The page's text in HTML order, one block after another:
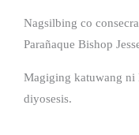
Nagsilbing co
Parañaque Bishop
Magiging katuwang ni
diyosesis.